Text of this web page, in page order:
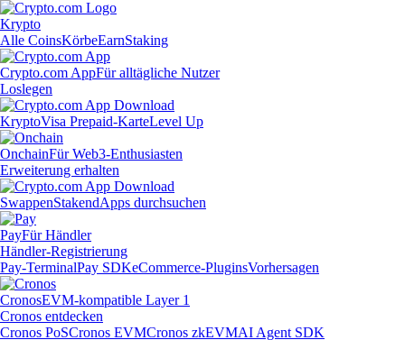
Krypto
Alle CoinsKörbeEarnStaking
Crypto.com AppFür alltägliche Nutzer
Loslegen
KryptoVisa Prepaid-KarteLevel Up
OnchainFür Web3-Enthusiasten
Erweiterung erhalten
SwappenStakendApps durchsuchen
PayFür Händler
Händler-Registrierung
Pay-TerminalPay SDKeCommerce-PluginsVorhersagen
CronosEVM-kompatible Layer 1
Cronos entdecken
Cronos PoSCronos EVMCronos zkEVMAI Agent SDK